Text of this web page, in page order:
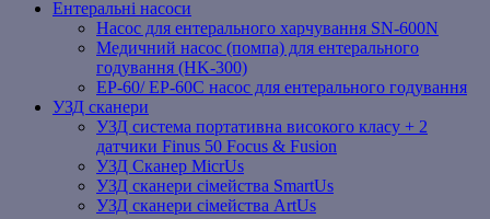
Ентеральні насоси
Насос для ентерального харчування SN-600N
Медичний насос (помпа) для ентерального
годування (HK-300)
EP-60/ EP-60C насос для ентерального годування
УЗД сканери
УЗД система портативна високого класу + 2
датчики Finus 50 Focus & Fusion
УЗД Сканер MicrUs
УЗД сканери сімейства SmartUs
УЗД сканери сімейства ArtUs